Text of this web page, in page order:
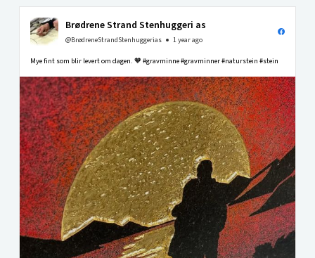
Brødrene Strand Stenhuggeri as
@BrødreneStrandStenhuggerias 1 year ago
Mye fint som blir levert om dagen. 🧡 #gravminne #gravminner #naturstein #stein